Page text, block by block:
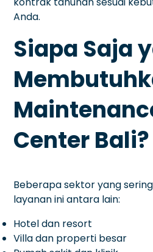
Anda.
Siapa Saja
Center Bali?
Beberapa sektor yang
layanan ini antara lain:
Hotel dan resort
Villa dan properti besar